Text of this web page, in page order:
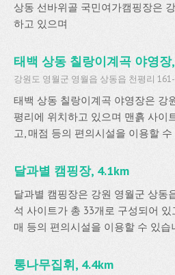
상동 선바위골 국민여가캠핑장은
하고 있으며
태백 상동 칠랑이계곡 야영장
강원도 영월군 영월읍 상동읍 천평리
태백 상동 칠랑이계곡 야영장은 강
평리에 위치하고 있으며 맨흙 사이
고, 매점 등의 편의시설을 이용할 수
달과별 캠핑장, 4.1km
달과별 캠핑장은 강원 영월군 상동
석 사이트가 총 33개로 구성되어 있
매 등의 편의시설을 이용할 수 있습
통나무집휘, 4.4km